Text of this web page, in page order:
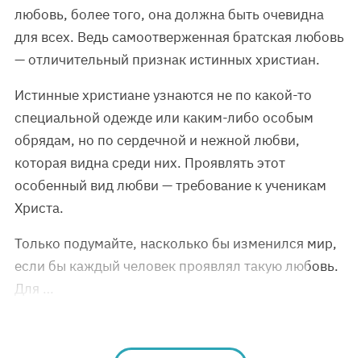
любовь, более того, она должна быть очевидна
для всех. Ведь самоотверженная братская любовь
— отличительный признак истинных христиан.
Истинные христиане узнаются не по какой-то
специальной одежде или каким-либо особым
обрядам, но по сердечной и нежной любви,
которая видна среди них. Проявлять этот
особенный вид любви — требование к ученикам
Христа.
Только подумайте, насколько бы изменился мир,
если бы каждый человек проявлял такую любовь.
Для …